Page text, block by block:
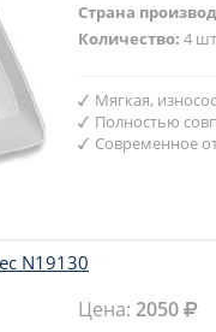
Страна
Количество:4
Мягкая,
Полностью
Современное
N19130
Цена:2050